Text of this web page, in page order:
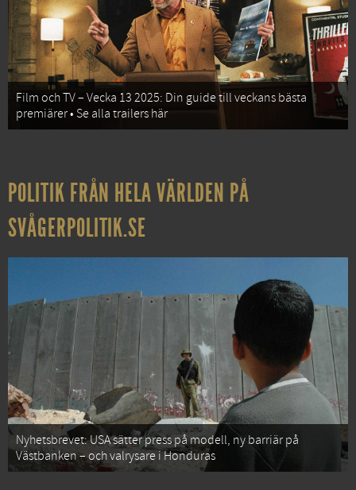
Film och TV – Vecka 13 2025: Din guide till veckans bästa
premiärer • Se alla trailers här
POLITIK FRÅN HELA VÄRLDEN PÅ
SVÅGERPOLITIK.SE
Nyhetsbrevet: USA sätter press på modell, ny barriär på
Västbanken – och valrysare i Honduras